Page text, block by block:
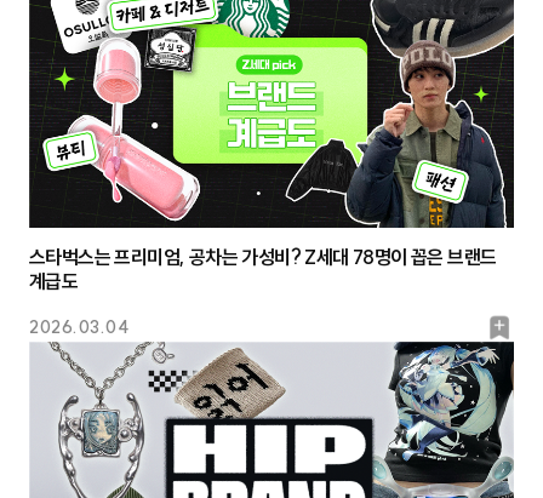
크
2026.03.04
북
마
크
스타벅스는 프리미엄, 공차는 가성비? Z세대 78명이 꼽은 브랜드
계급도